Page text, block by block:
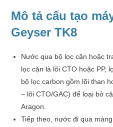
Mô tả cấu tạo
Geyser TK8
Nước qua bộ lọc cặn hoặc
lọc cặn là lõi CTO hoặc PP,
bộ lọc carbon gồm lõi than
– lõi CTO/GAC) để loại bỏ
Aragon.
Tiếp theo, nước đi qua